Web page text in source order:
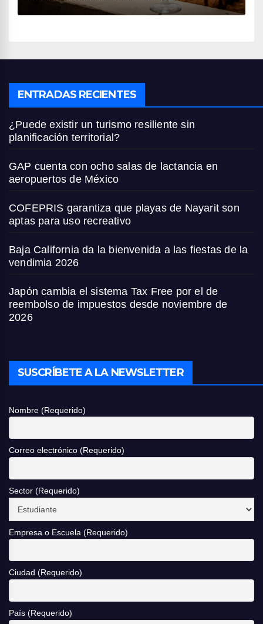
ENTRADAS RECIENTES
¿Puede existir un turismo resiliente sin
planificación territorial?
GAP cuenta con ocho salas de lactancia en
aeropuertos de México
COFEPRIS garantiza que playas de Nayarit son
aptas para uso recreativo
Baja California da la bienvenida a las fiestas de la
vendimia 2026
Japón cambia el sistema Tax Free por el de
reembolso de impuestos desde noviembre de
2026
SUSCRÍBETE A LA NEWSLETTER
Nombre (Requerido)
Correo electrónico (Requerido)
Sector (Requerido)
Empresa o Escuela (Requerido)
Ciudad (Requerido)
País (Requerido)